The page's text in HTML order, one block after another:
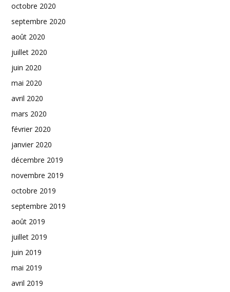
octobre 2020
septembre 2020
août 2020
juillet 2020
juin 2020
mai 2020
avril 2020
mars 2020
février 2020
janvier 2020
décembre 2019
novembre 2019
octobre 2019
septembre 2019
août 2019
juillet 2019
juin 2019
mai 2019
avril 2019